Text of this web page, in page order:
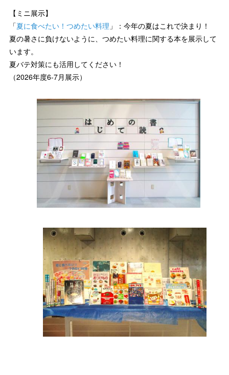
【ミニ展示】
「夏に食べたい！つめたい料理 」：今年の夏はこれで決まり！
夏の暑さに負けないように、つめたい料理に関する本を展示して
います。
夏バテ対策にも活用してください！
（2026年度6-7月展示）